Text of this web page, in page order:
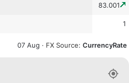
83.001
1
07 Aug · FX Source: CurrencyRate